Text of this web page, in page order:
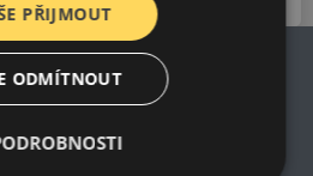
PŘIJMOUT
ODMÍTNOUT